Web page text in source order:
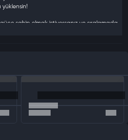
yüklensin!
sahip olmak istiyorsanız ve sıralamada
Nereden Alınır?
Frost Star
star satın alarak hesabınızı